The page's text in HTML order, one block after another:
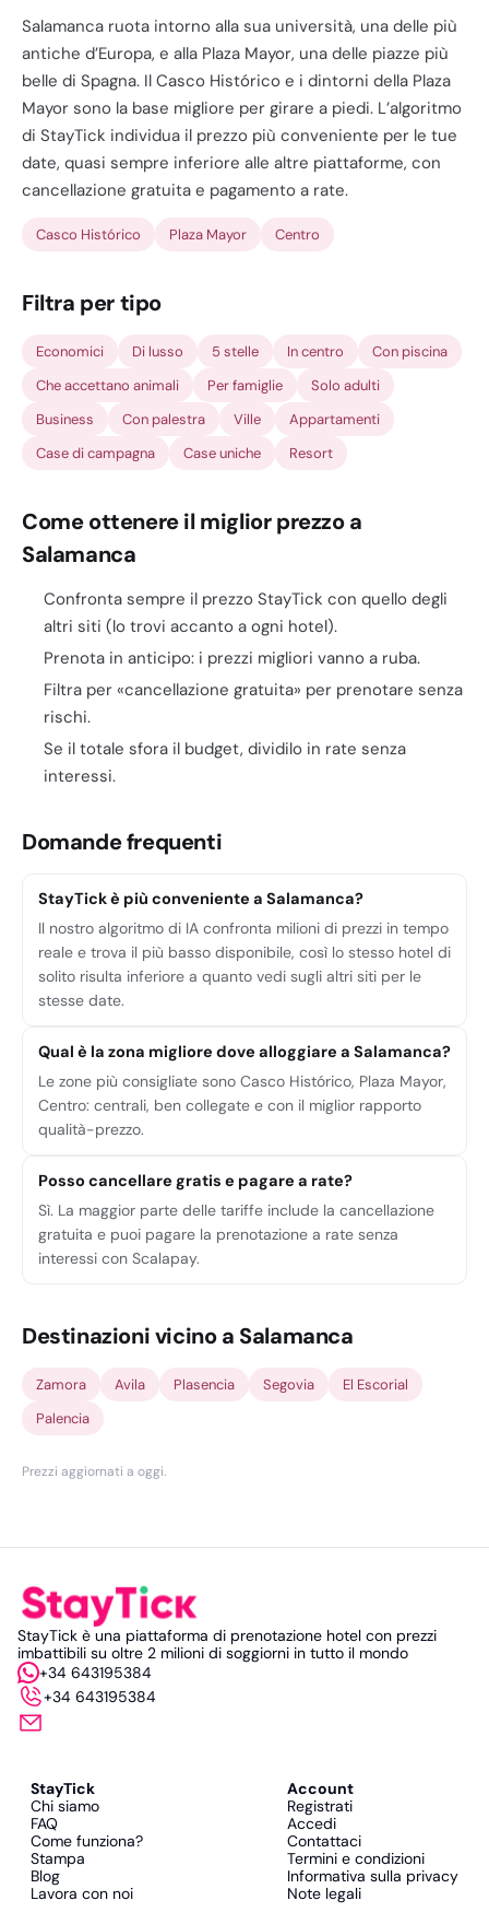
Salamanca ruota intorno alla sua università, una delle più
antiche d’Europa, e alla Plaza Mayor, una delle piazze più
belle di Spagna. Il Casco Histórico e i dintorni della Plaza
Mayor sono la base migliore per girare a piedi. L’algoritmo
di StayTick individua il prezzo più conveniente per le tue
date, quasi sempre inferiore alle altre piattaforme, con
cancellazione gratuita e pagamento a rate.
Casco Histórico Plaza Mayor Centro
Filtra per tipo
Economici Di lusso 5 stelle In centro
Con piscina
Che accettano animali
Per famiglie
Solo adulti
Business
Con palestra Ville
Appartamenti
Case di campagna
Case uniche Resort
Come ottenere il miglior prezzo a
Salamanca
Confronta sempre il prezzo StayTick con quello degli
altri siti (lo trovi accanto a ogni hotel).
Prenota in anticipo: i prezzi migliori vanno a ruba.
Filtra per «cancellazione gratuita» per prenotare senza
rischi.
Se il totale sfora il budget, dividilo in rate senza
interessi.
Domande frequenti
StayTick è più conveniente a Salamanca?
Il nostro algoritmo di IA confronta milioni di prezzi in tempo
reale e trova il più basso disponibile, così lo stesso hotel di
solito risulta inferiore a quanto vedi sugli altri siti per le
stesse date.
Qual è la zona migliore dove alloggiare a Salamanca?
Le zone più consigliate sono Casco Histórico, Plaza Mayor,
Centro: centrali, ben collegate e con il miglior rapporto
qualità-prezzo.
Posso cancellare gratis e pagare a rate?
Sì. La maggior parte delle tariffe include la cancellazione
gratuita e puoi pagare la prenotazione a rate senza
interessi con Scalapay.
Destinazioni vicino a Salamanca
Zamora Avila Plasencia Segovia
El Escorial
Palencia
Prezzi aggiornati a oggi.
StayTick è una piattaforma di prenotazione hotel con prezzi
imbattibili su oltre 2 milioni di soggiorni in tutto il mondo
+34 643195384
+34 643195384
StayTick
Chi siamo
FAQ
Come funziona?
Stampa
Blog
Lavora con noi
Account
Registrati
Accedi
Contattaci
Termini e condizioni
Informativa sulla privacy
Note legali